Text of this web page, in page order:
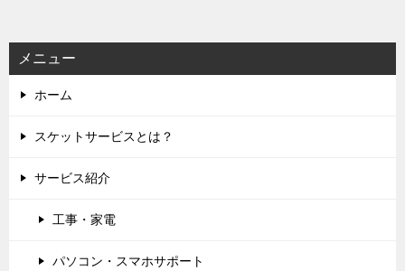
ンメニュー
ホーム
スケットサービスとは？
サービス紹介
工事・家電
パソコン・スマホサポート